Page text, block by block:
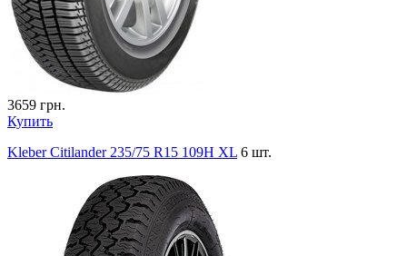
3659 грн.
Купить
Kleber Citilander 235/75 R15 109H XL 6 шт.